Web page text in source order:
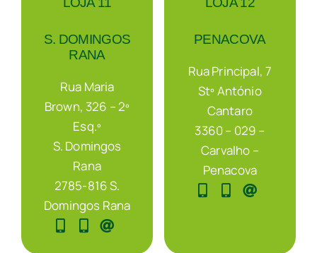
S. DOMINGOS
RANA
Rua Maria
Brown, 326 – 2º
Esq.º
S. Domingos
Rana
2785-816 S.
Domingos Rana
PENACOVA
Rua Principal, 7
Stº António
Cantaro
3360 – 029 –
Carvalho –
Penacova